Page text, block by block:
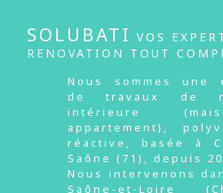
SOLUBATI VOS
RENOVATION TOUT
Nous sommes une
de travaux de
intérieure
appartement),
réactive, basée à
Saône (71), depuis
Nous intervenons
Saône-et-Loire